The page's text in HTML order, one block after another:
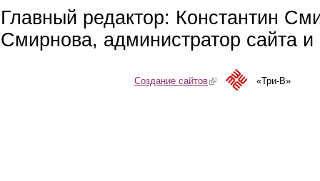
Главный редактор: Константин
Смирнова, администратор сайта
Создание сайтов(link is external)«Три-В»